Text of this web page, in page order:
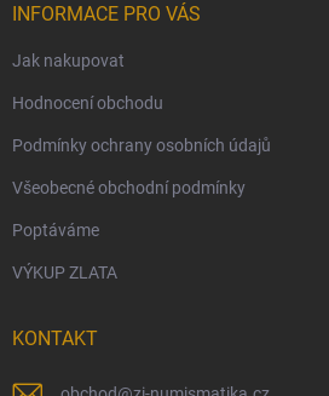
INFORMACE PRO VÁS
Jak nakupovat
Hodnocení obchodu
Podmínky ochrany osobních údajů
Všeobecné obchodní podmínky
Poptáváme
VÝKUP ZLATA
KONTAKT